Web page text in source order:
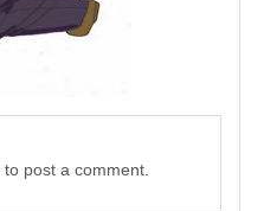
to post a comment.